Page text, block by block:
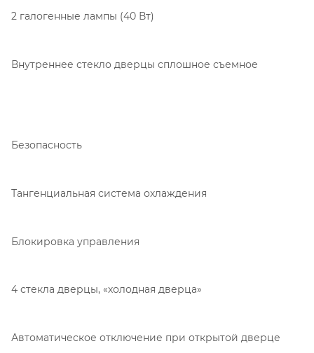
2 галогенные лампы (40 Вт)
Внутреннее стекло дверцы сплошное съемное
Безопасность
Тангенциальная система охлаждения
Блокировка управления
4 стекла дверцы, «холодная дверца»
Автоматическое отключение при открытой дверце